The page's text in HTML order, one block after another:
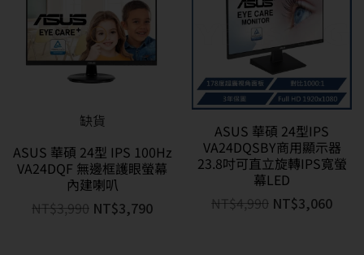
缺貨
ASUS 華碩 24型 IPS 100Hz
VA24DQF 無邊框護眼螢幕
內建喇叭
NT$3,990 NT$3,790
ASUS 華碩 24型IPS
VA24DQSBY商用顯示器
23.8吋可直立旋轉IPS寬螢
幕LED
NT$4,990 NT$3,060